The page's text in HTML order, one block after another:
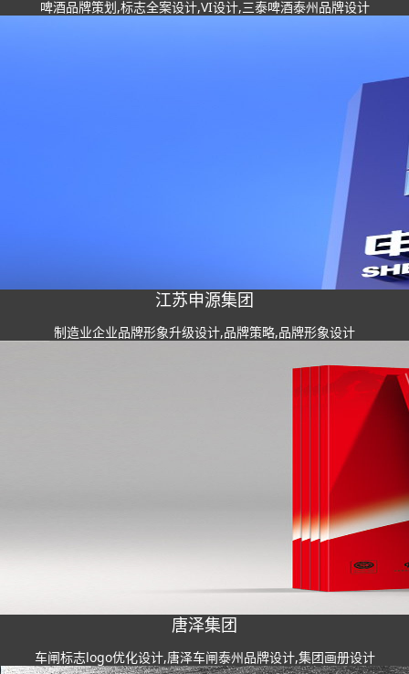
啤酒品牌策划,标志全案设计,VI设计,三泰啤酒泰州品牌设计
江苏申源集团
制造业企业品牌形象升级设计,品牌策略,品牌形象设计
唐泽集团
车闸标志logo优化设计,唐泽车闸泰州品牌设计,集团画册设计